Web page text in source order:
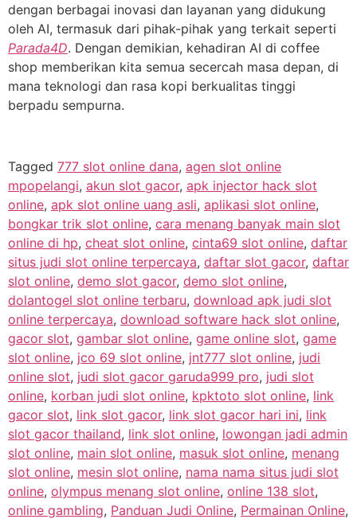
dengan berbagai inovasi dan layanan yang didukung
oleh AI, termasuk dari pihak-pihak yang terkait seperti
Parada4D. Dengan demikian, kehadiran AI di coffee
shop memberikan kita semua secercah masa depan, di
mana teknologi dan rasa kopi berkualitas tinggi
berpadu sempurna.
Tagged 777 slot online dana, agen slot online
mpopelangi, akun slot gacor, apk injector hack slot
online, apk slot online uang asli, aplikasi slot online,
bongkar trik slot online, cara menang banyak main slot
online di hp, cheat slot online, cinta69 slot online, daftar
situs judi slot online terpercaya, daftar slot gacor, daftar
slot online, demo slot gacor, demo slot online,
dolantogel slot online terbaru, download apk judi slot
online terpercaya, download software hack slot online,
gacor slot, gambar slot online, game online slot, game
slot online, jco 69 slot online, jnt777 slot online, judi
online slot, judi slot gacor garuda999 pro, judi slot
online, korban judi slot online, kpktoto slot online, link
gacor slot, link slot gacor, link slot gacor hari ini, link
slot gacor thailand, link slot online, lowongan jadi admin
slot online, main slot online, masuk slot online, menang
slot online, mesin slot online, nama nama situs judi slot
online, olympus menang slot online, online 138 slot,
online gambling, Panduan Judi Online, Permainan Online,